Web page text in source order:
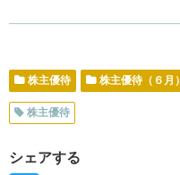
株主優待 株主優待（６月）
株主優待
シェアする